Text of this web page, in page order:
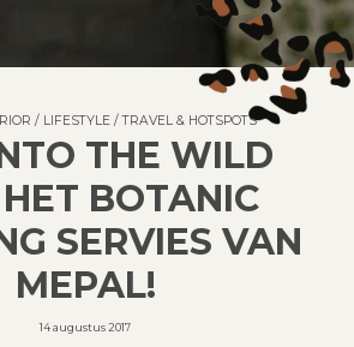
/ LIFESTYLE/TRAVEL & HOTSPOTS
THE WILD
BOTANIC
SERVIES VAN
MEPAL!
14 augustus 2017